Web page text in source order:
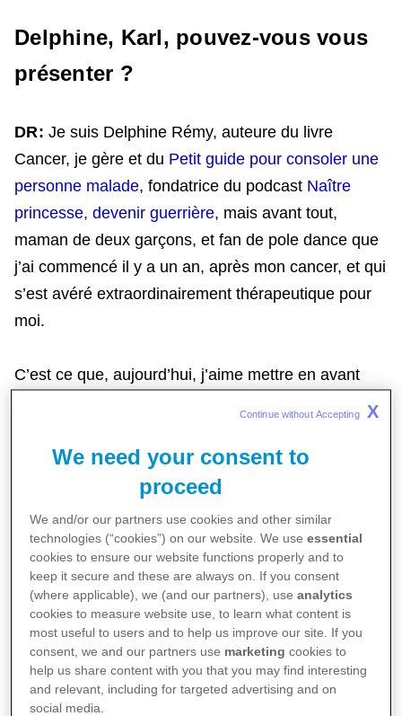
Delphine, Karl, pouvez-vous vous
présenter ?
DR: Je suis Delphine Rémy, auteure du livre
Cancer, je gère et du Petit guide pour consoler une
personne malade, fondatrice du podcast Naître
princesse, devenir guerrière, mais avant tout,
maman de deux garçons, et fan de pole dance que
j’ai commencé il y a un an, après mon cancer, et qui
s’est avéré extraordinairement thérapeutique pour
moi.
C’est ce que, aujourd’hui, j’aime mettre en avant
pour me présenter, même si pendant longtemps le
que tous les traitements qui l’ont accompagné, ont
occupé une place prépondérante dans la manière
KM:Je m’appelle Karl Meesters, 45 ans, je suis
papa d’un petit garçon de 5 ans et j’ai déjà fait pas
mal de choses dans la vie: conseiller politique,
coach de vie et de carrière d’athlètes olympiques et
parolympiques. Et puis j’ai fondé une asbl, Rien à
voir. En tant que malvoyant, j’étais souvent frustré
We need your consent to
proceed
We and/or our partners use cookies and other similar
technologies (“cookies”) on our website. We useessential
cookies to ensure our website functions properly and to
keep it secure and these are always on. If you consent
(where applicable), we (and our partners), useanalytics
cookies to measure website use, to learn what content is
most useful to users and to help us improve our site. If you
consent, we and our partners use marketing cookies to
help us share content with you that you may find interesting
and relevant, including for targeted advertising and on
social media.
Continue without Accepting X